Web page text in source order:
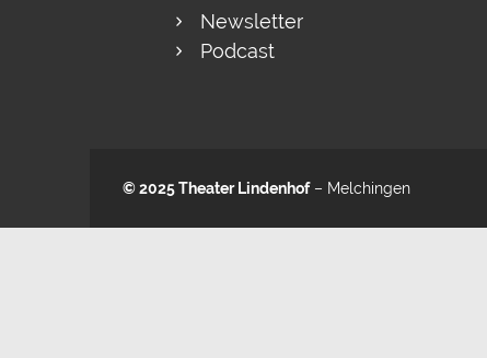
Newsletter
Podcast
© 2025Theater Lindenhof– Melchingen